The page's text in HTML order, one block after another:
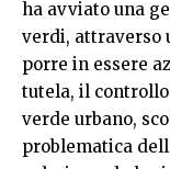
ha avviato una
verdi, attraverso
porre in essere
tutela, il
verde urbano,
problematica